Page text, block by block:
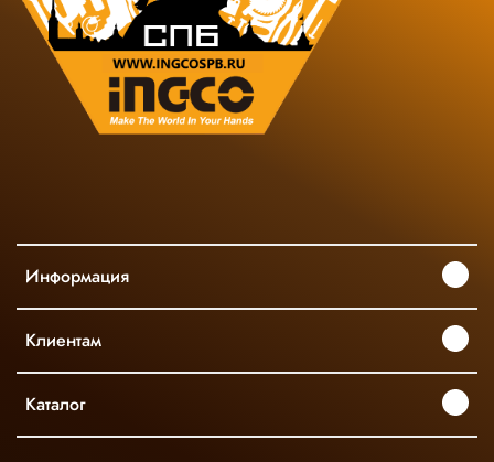
Информация
Клиентам
Каталог